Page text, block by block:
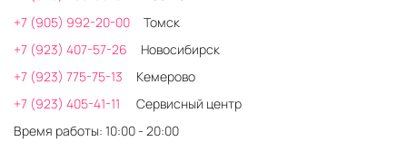
+7 (905) 992-20-00
Томск
+7 (923) 407-57-26
Новосибирск
+7 (923) 775-75-13
Кемерово
+7 (923) 405-41-11
Сервисный центр
Время работы: 10:00 - 20:00